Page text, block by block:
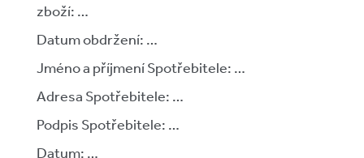
zboží: …
Datum obdržení: …
Jméno a příjmení Spotřebitele: …
Adresa Spotřebitele: …
Podpis Spotřebitele: …
Datum: …